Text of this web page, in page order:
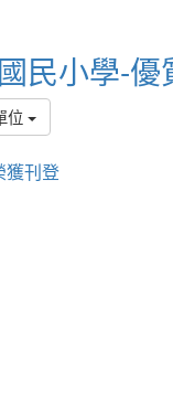
民小學-優
位
獲刊登